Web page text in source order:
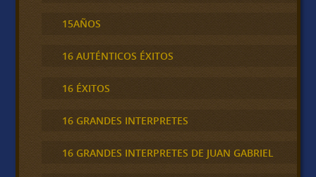
15AÑOS
16 AUTÉNTICOS ÉXITOS
16 ÉXITOS
16 GRANDES INTERPRETES
16 GRANDES INTERPRETES DE JUAN GABRIEL